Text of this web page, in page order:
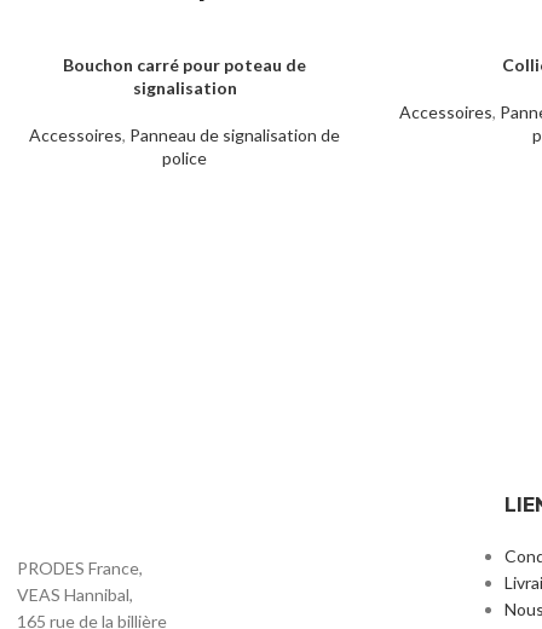
LIRE LA SUITE
Bouchon carré pour poteau de
signalisation
Accessoires, Panneau de signalisation de
police
Accessoires,
PRODES France,
VEAS Hannibal,
165 rue de la billière